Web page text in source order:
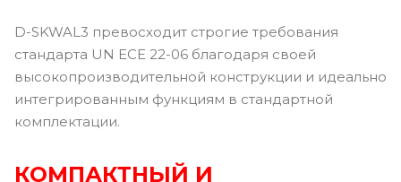
D-SKWAL3 превосходит строгие требования
стандарта UN ECE 22-06 благодаря своей
высокопроизводительной конструкции и идеально
интегрированным функциям в стандартной
комплектации.
КОМПАКТНЫЙ И